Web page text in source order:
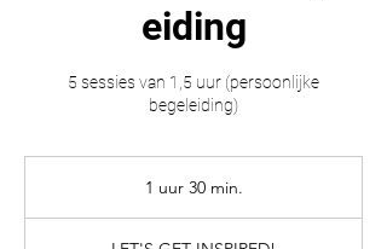
eiding
5 sessies van 1,5 uur (persoonlijke
begeleiding)
1 uur 30 min.